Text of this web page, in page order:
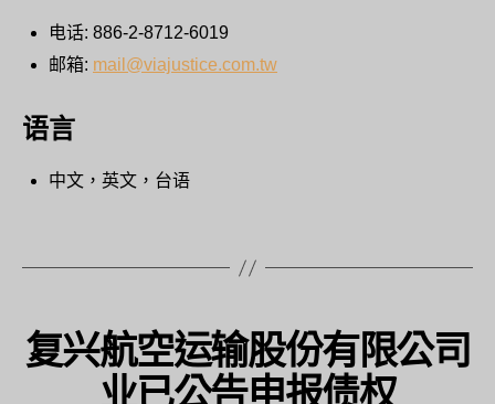
电话: 886-2-8712-6019
邮箱: mail@viajustice.com.tw
语言
中文，英文，台语
复兴航空运输股份有限公司
业已公告申报债权